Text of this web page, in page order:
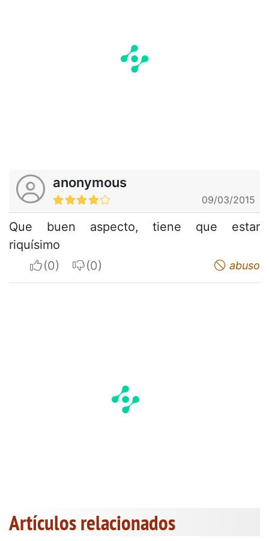
anonymous
09/03/2015
Que buen aspecto, tiene que estar
riquísimo
I apreciateI do not appreciate abuso
Artículos relacionados